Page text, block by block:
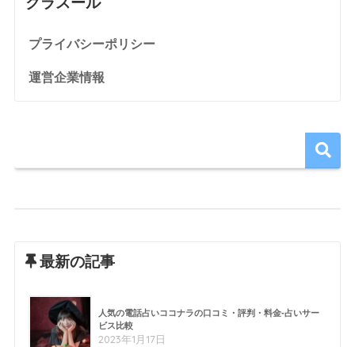
プライバシーポリシー
運営企業情報
最新の記事
人気の電話占いココナラの口コミ・評判・料金-占いサー
ビス比較
2023年1月17日